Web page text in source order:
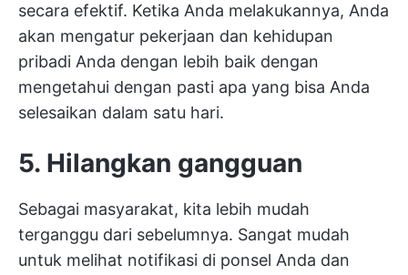
secara efektif. Ketika Anda melakukannya, Anda
akan mengatur pekerjaan dan kehidupan
pribadi Anda dengan lebih baik dengan
mengetahui dengan pasti apa yang bisa Anda
selesaikan dalam satu hari.
5. Hilangkan gangguan
Sebagai masyarakat, kita lebih mudah
terganggu dari sebelumnya. Sangat mudah
untuk melihat notifikasi di ponsel Anda dan